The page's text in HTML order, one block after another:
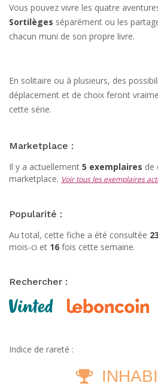
Vous pouvez vivre les quatre
Sortilèges séparément ou les
chacun muni de son propre livre.
En solitaire ou à plusieurs, des
déplacement et de choix feront
cette série.
Marketplace :
Il y a actuellement 5 exemplaires de
marketplace. Voir tous les exemplaires
Popularité :
Au total, cette fiche a été consultée
mois-ci et 16 fois cette semaine.
Rechercher :
Indice de rareté :